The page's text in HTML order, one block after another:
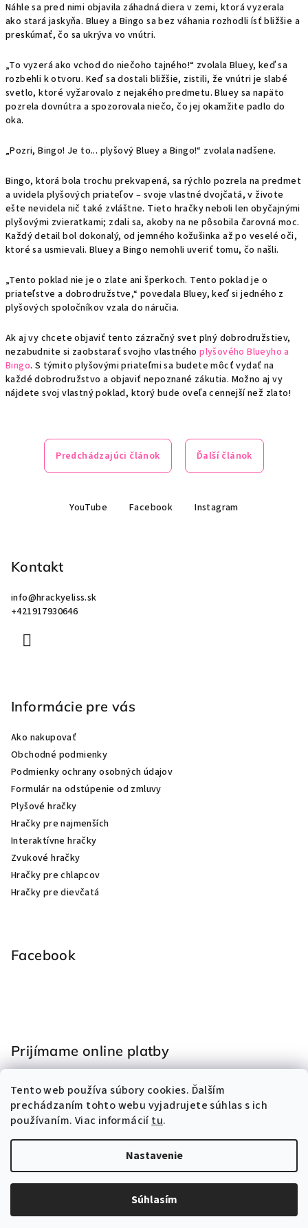
Tento web používa súbory cookies. Ďalším
prechádzaním tohto webu vyjadrujete súhlas s ich
používaním. Viac informáciítu.
Nastavenie
Súhlasím
Náhle sa pred nimi objavila záhadná diera v zemi, ktorá vyzerala
ako stará jaskyňa. Bluey a Bingo sa bez váhania rozhodli ísť bližšie a
preskúmať, čo sa ukrýva vo vnútri.
„To vyzerá ako vchod do niečoho tajného!“ zvolala Bluey, keď sa
rozbehli k otvoru. Keď sa dostali bližšie, zistili, že vnútri je slabé
svetlo, ktoré vyžarovalo z nejakého predmetu. Bluey sa napäto
pozrela dovnútra a spozorovala niečo, čo jej okamžite padlo do
oka.
„Pozri, Bingo! Je to... plyšový Bluey a Bingo!“ zvolala nadšene.
Bingo, ktorá bola trochu prekvapená, sa rýchlo pozrela na predmet
a uvidela plyšových priateľov – svoje vlastné dvojčatá, v živote
ešte nevidela nič také zvláštne. Tieto hračky neboli len obyčajnými
plyšovými zvieratkami; zdali sa, akoby na ne pôsobila čarovná moc.
Každý detail bol dokonalý, od jemného kožušinka až po veselé oči,
ktoré sa usmievali. Bluey a Bingo nemohli uveriť tomu, čo našli.
„Tento poklad nie je o zlate ani šperkoch. Tento poklad je o
priateľstve a dobrodružstve,“ povedala Bluey, keď si jedného z
plyšových spoločníkov vzala do náručia.
Ak aj vy chcete objaviť tento zázračný svet plný dobrodružstiev,
nezabudnite si zaobstarať svojho vlastnéhoplyšového Blueyho a
Bingo. S týmito plyšovými priateľmi sa budete môcť vydať na
každé dobrodružstvo a objaviť nepoznané zákutia. Možno aj vy
nájdete svoj vlastný poklad, ktorý bude oveľa cennejší než zlato!
Predchádzajúci článok Ďalší článok
YouTube Facebook Instagram
Kontakt
info@hrackyeliss.sk
+421917930646
Informácie pre vás
Ako nakupovať
Obchodné podmienky
Podmienky ochrany osobných údajov
Formulár na odstúpenie od zmluvy
Plyšové hračky
Hračky pre najmenších
Interaktívne hračky
Zvukové hračky
Hračky pre chlapcov
Hračky pre dievčatá
Facebook
Prijímame online platby
Copyright 2026Hračky Eliss. Všetky práva vyhradené.
Vytvoril Shoptet